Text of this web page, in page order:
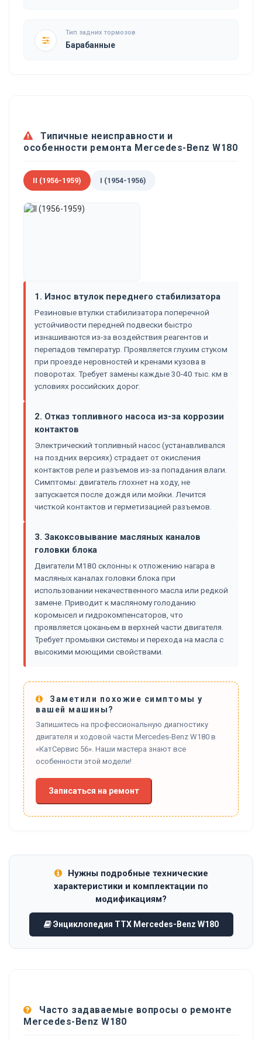
Тип задних тормозов
Барабанные
Типичные неисправности и
особенности ремонта Mercedes-Benz W180
II (1956-1959) I (1954-1956)
1. Износ втулок переднего стабилизатора
Резиновые втулки стабилизатора поперечной
устойчивости передней подвески быстро
изнашиваются из-за воздействия реагентов и
перепадов температур. Проявляется глухим стуком
при проезде неровностей и кренами кузова в
поворотах. Требует замены каждые 30-40 тыс. км в
условиях российских дорог.
2. Отказ топливного насоса из-за коррозии
контактов
Электрический топливный насос (устанавливался
на поздних версиях) страдает от окисления
контактов реле и разъемов из-за попадания влаги.
Симптомы: двигатель глохнет на ходу, не
запускается после дождя или мойки. Лечится
чисткой контактов и герметизацией разъемов.
3. Закоксовывание масляных каналов
головки блока
Двигатели M180 склонны к отложению нагара в
масляных каналах головки блока при
использовании некачественного масла или редкой
замене. Приводит к масляному голоданию
коромысел и гидрокомпенсаторов, что
проявляется цоканьем в верхней части двигателя.
Требует промывки системы и перехода на масла с
высокими моющими свойствами.
Заметили похожие симптомы у
вашей машины?
Запишитесь на профессиональную диагностику
двигателя и ходовой части Mercedes-Benz W180 в
«КатСервис 56». Наши мастера знают все
особенности этой модели!
Записаться на ремонт
Нужны подробные технические
характеристики и комплектации по
модификациям?
Энциклопедия ТТХ Mercedes-Benz W180
Часто задаваемые вопросы о ремонте
Mercedes-Benz W180